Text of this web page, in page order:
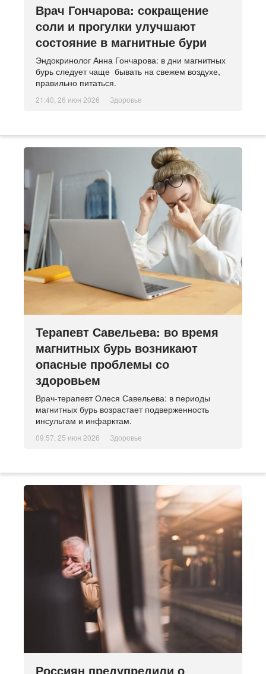
Врач Гончарова: сокращение
соли и прогулки улучшают
состояние в магнитные бури
Эндокринолог Анна Гончарова: в дни магнитных
бурь следует чаще бывать на свежем воздухе,
правильно питаться.
21:40, 26 июн 2026 Здоровье
Терапевт Савельева: во время
магнитных бурь возникают
опасные проблемы со
здоровьем
Врач-терапевт Олеся Савельева: в периоды
магнитных бурь возрастает подверженность
инсультам и инфарктам.
09:57, 25 июн 2026 Здоровье
Россиян предупредили о